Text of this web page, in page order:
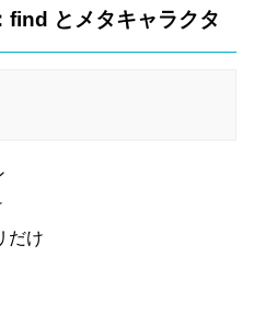
とメタキャラクタ
だけ